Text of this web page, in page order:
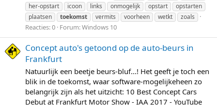
her-opstart
icoon links onmogelijk opstart
opstarten
plaatsen
toekomst vermits voorheen wetkt zoals
Reacties: 0 Forum:Windows 10
Concept auto's getoond op de auto-beurs in
Frankfurt
Natuurlijk een beetje beurs-bluf...! Het geeft je toch een
blik in de toekomst, waar software-mogelijkeheen zo
belangrijk zijn als het uitzicht: 10 Best Concept Cars
Debut at Frankfurt Motor Show - IAA 2017 - YouTube